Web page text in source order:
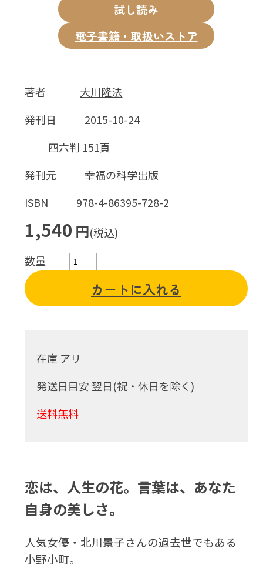
試し読み
電子書籍・取扱いストア
著者
大川隆法
発刊日
2015-10-24
四六判 151頁
発刊元
幸福の科学出版
ISBN
978-4-86395-728-2
1,540 円(税込)
数量
カートに入れる
在庫 アリ
発送日目安 翌日(祝・休日を除く)
送料無料
恋は、人生の花。言葉は、あなた
自身の美しさ。
人気女優・北川景子さんの過去世でもある
小野小町。